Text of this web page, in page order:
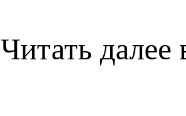
Читать далее